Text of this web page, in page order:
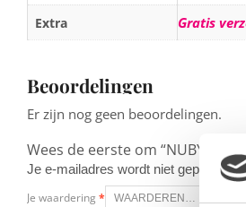
Extra Gratis
Beoordelingen
Er zijn nog geen beoordelingen.
Wees de eerste om “NUBY
Je e-mailadres wordt niet
Je waardering *